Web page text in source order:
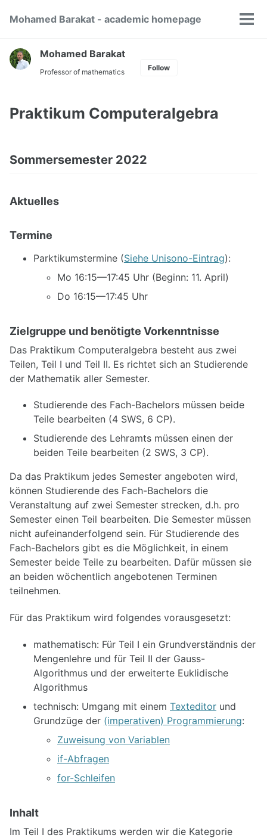
links
navigation
Mohamed Barakat - academic homepage
Mohamed Barakat
Professor of mathematics Follow
Praktikum Computeralgebra
Sommersemester 2022
Aktuelles
Termine
Parktikumstermine (Siehe Unisono-Eintrag):
Mo 16:15—17:45 Uhr (Beginn: 11. April)
Do 16:15—17:45 Uhr
Zielgruppe und benötigte Vorkenntnisse
Das Praktikum Computeralgebra besteht aus zwei
Teilen, Teil I und Teil II. Es richtet sich an Studierende
der Mathematik aller Semester.
Studierende des Fach-Bachelors müssen beide
Teile bearbeiten (4 SWS, 6 CP).
Studierende des Lehramts müssen einen der
beiden Teile bearbeiten (2 SWS, 3 CP).
Da das Praktikum jedes Semester angeboten wird,
können Studierende des Fach-Bachelors die
Veranstaltung auf zwei Semester strecken, d.h. pro
Semester einen Teil bearbeiten. Die Semester müssen
nicht aufeinanderfolgend sein. Für Studierende des
Fach-Bachelors gibt es die Möglichkeit, in einem
Semester beide Teile zu bearbeiten. Dafür müssen sie
an beiden wöchentlich angebotenen Terminen
teilnehmen.
Für das Praktikum wird folgendes vorausgesetzt:
mathematisch: Für Teil I ein Grundverständnis der
Mengenlehre und für Teil II der Gauss-
Algorithmus und der erweiterte Euklidische
Algorithmus
technisch: Umgang mit einem Texteditor und
Grundzüge der (imperativen) Programmierung:
Zuweisung von Variablen
if-Abfragen
for-Schleifen
Inhalt
Im Teil I des Praktikums werden wir die Kategorie